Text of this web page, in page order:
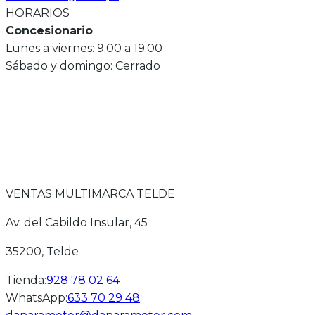
HORARIOS
Concesionario
Lunes a viernes: 9:00 a 19:00
Sábado y domingo: Cerrado
VENTAS MULTIMARCA TELDE
Av. del Cabildo Insular, 45
35200, Telde
Tienda:928 78 02 64
WhatsApp:633 70 29 48